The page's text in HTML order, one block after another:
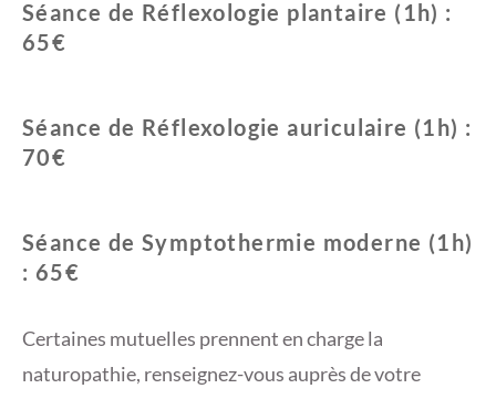
Séance de Réflexologie plantaire (1h) :
65€
Séance de Réflexologie auriculaire (1h) :
70€
Séance de Symptothermie moderne (1h)
: 65€
Certaines mutuelles prennent en charge la
naturopathie, renseignez-vous auprès de votre